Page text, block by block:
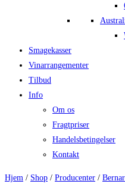
Smagekasser
Vinarrangementer
Tilbud
Info
Om os
Fragtpriser
Handelsbetingelser
Kontakt
Hjem / Shop / Producenter /